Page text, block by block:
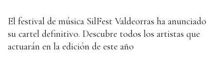
El festival de música SilFest Valdeorras ha anunciado
su cartel definitivo. Descubre todos los artistas que
actuarán en la edición de este año